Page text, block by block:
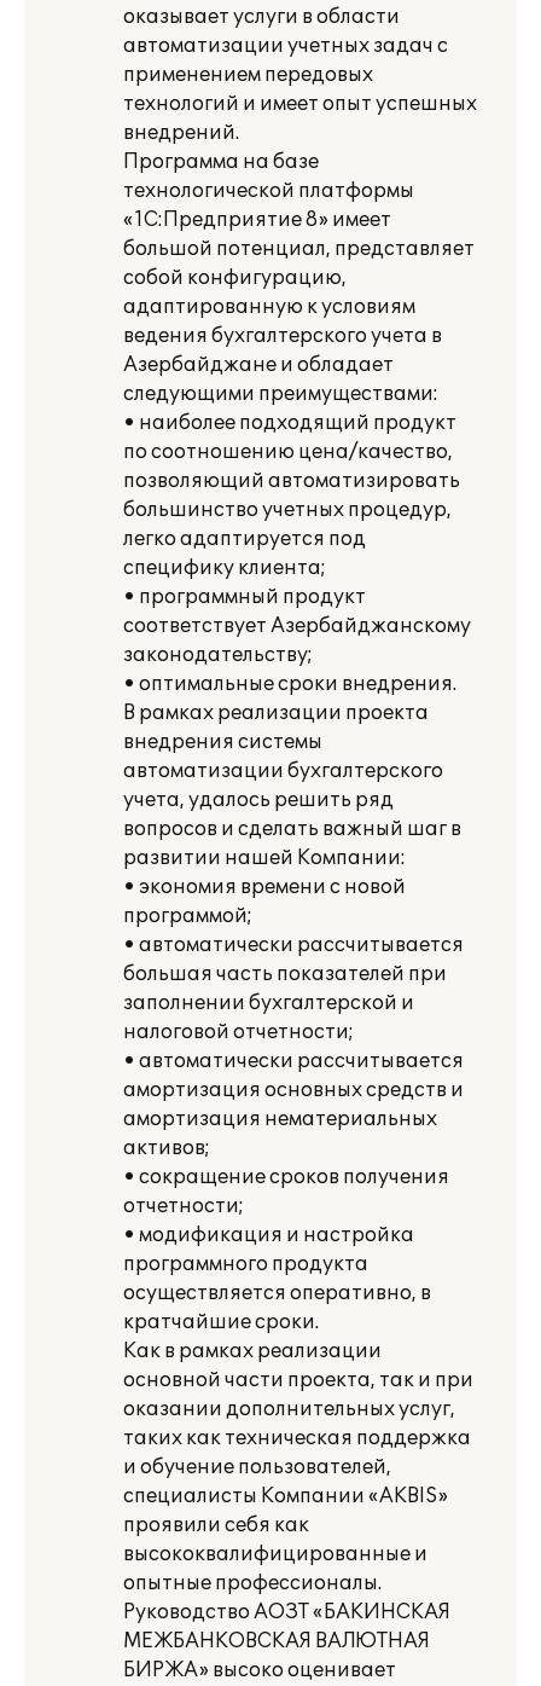
оказывает услуги в области
автоматизации учетных задач с
применением передовых
технологий и имеет опыт успешных
внедрений.
Программа на базе
технологической платформы
«1С:Предприятие 8» имеет
большой потенциал, представляет
собой конфигурацию,
адаптированную к условиям
ведения бухгалтерского учета в
Азербайджане и обладает
следующими преимуществами:
• наиболее подходящий продукт
по соотношению цена/качество,
позволяющий автоматизировать
большинство учетных процедур,
легко адаптируется под
специфику клиента;
• программный продукт
соответствует Азербайджанскому
законодательству;
• оптимальные сроки внедрения.
В рамках реализации проекта
внедрения системы
автоматизации бухгалтерского
учета, удалось решить ряд
вопросов и сделать важный шаг в
развитии нашей Компании:
• экономия времени с новой
программой;
• автоматически рассчитывается
большая часть показателей при
заполнении бухгалтерской и
налоговой отчетности;
• автоматически рассчитывается
амортизация основных средств и
амортизация нематериальных
активов;
• сокращение сроков получения
отчетности;
• модификация и настройка
программного продукта
осуществляется оперативно, в
кратчайшие сроки.
Как в рамках реализации
основной части проекта, так и при
оказании дополнительных услуг,
таких как техническая поддержка
и обучение пользователей,
специалисты Компании «AKBIS»
проявили себя как
высококвалифицированные и
опытные профессионалы.
Руководство АОЗТ «БАКИНСКАЯ
МЕЖБАНКОВСКАЯ ВАЛЮТНАЯ
БИРЖА» высоко оценивает